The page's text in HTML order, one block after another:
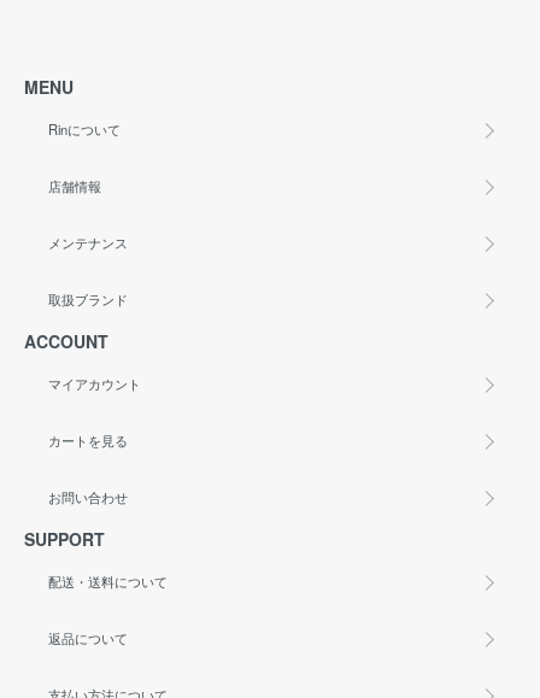
MENU
Rinについて
店舗情報
メンテナンス
取扱ブランド
ACCOUNT
マイアカウント
カートを見る
お問い合わせ
SUPPORT
配送・送料について
返品について